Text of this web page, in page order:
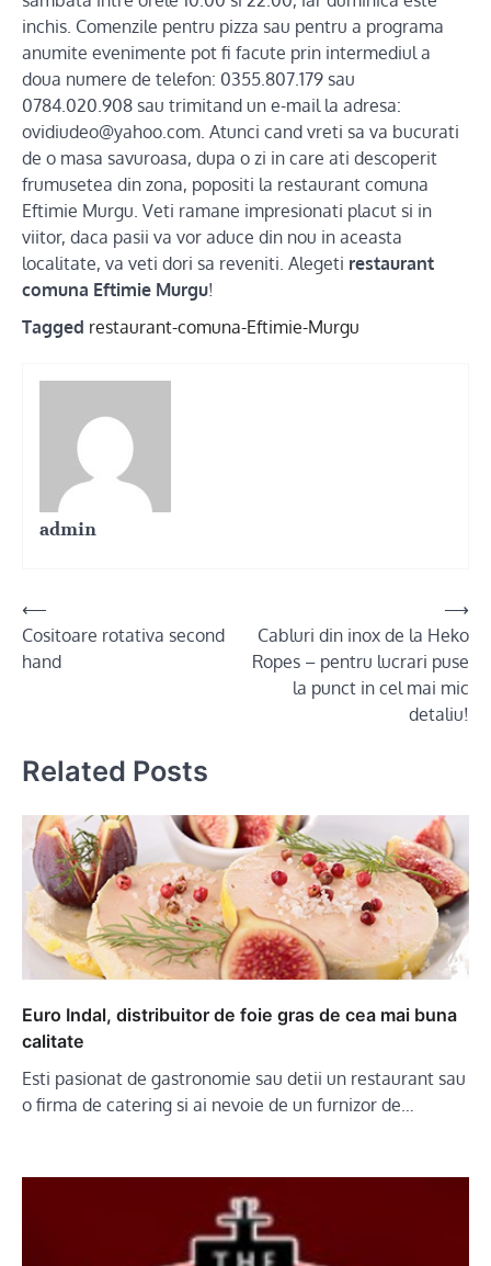
inchis. Comenzile pentru pizza sau pentru a programa
anumite evenimente pot fi facute prin intermediul a
doua numere de telefon: 0355.807.179 sau
0784.020.908 sau trimitand un e-mail la adresa:
ovidiudeo@yahoo.com. Atunci cand vreti sa va bucurati
de o masa savuroasa, dupa o zi in care ati descoperit
frumusetea din zona, popositi la restaurant comuna
Eftimie Murgu. Veti ramane impresionati placut si in
viitor, daca pasii va vor aduce din nou in aceasta
localitate, va veti dori sa reveniti. Alegeti restaurant
comuna Eftimie Murgu!
Tagged restaurant-comuna-Eftimie-Murgu
admin
Post
navigation
⟵
Cositoare rotativa second
hand
Cabluri din inox de la Heko
Ropes – pentru lucrari puse
la punct in cel mai mic
detaliu!
⟶
Related Posts
Euro Indal, distribuitor de foie gras de cea mai buna
calitate
Esti pasionat de gastronomie sau detii un restaurant sau
o firma de catering si ai nevoie de un furnizor de…